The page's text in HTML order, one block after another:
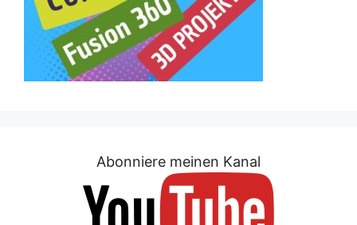
Abonniere meinen Kanal